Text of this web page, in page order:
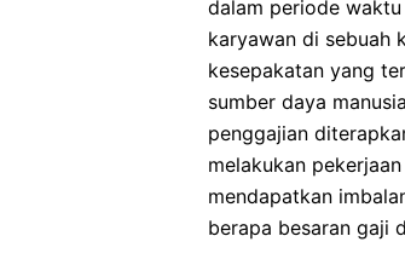
dalam periode
karyawan di sebuah
kesepakatan yang
sumber daya
penggajian
melakukan
mendapatkan
berapa besaran gaji